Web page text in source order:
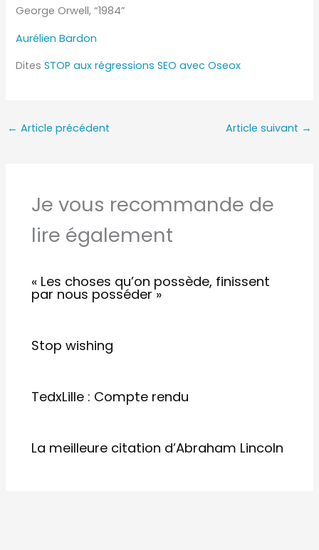
George Orwell, “1984”
Aurélien Bardon
DitesSTOP aux régressions SEO avec Oseox
← Article précédent Article suivant →
Je vous recommande de
lire également
« Les choses qu’on possède, finissent
par nous posséder »
Stop wishing
TedxLille : Compte rendu
La meilleure citation d’Abraham Lincoln